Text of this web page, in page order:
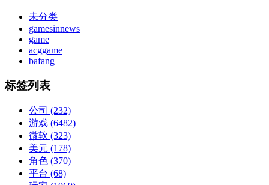
未分类
gamesinnews
game
acggame
bafang
标签列表
公司 (232)
游戏 (6482)
微软 (323)
美元 (178)
角色 (370)
平台 (68)